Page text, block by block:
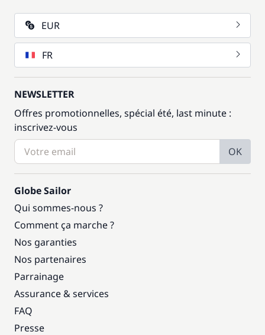
EUR
FR
NEWSLETTER
Offres promotionnelles, spécial été, last minute :
inscrivez-vous
OK
Globe Sailor
Qui sommes-nous ?
Comment ça marche ?
Nos garanties
Nos partenaires
Parrainage
Assurance & services
FAQ
Presse